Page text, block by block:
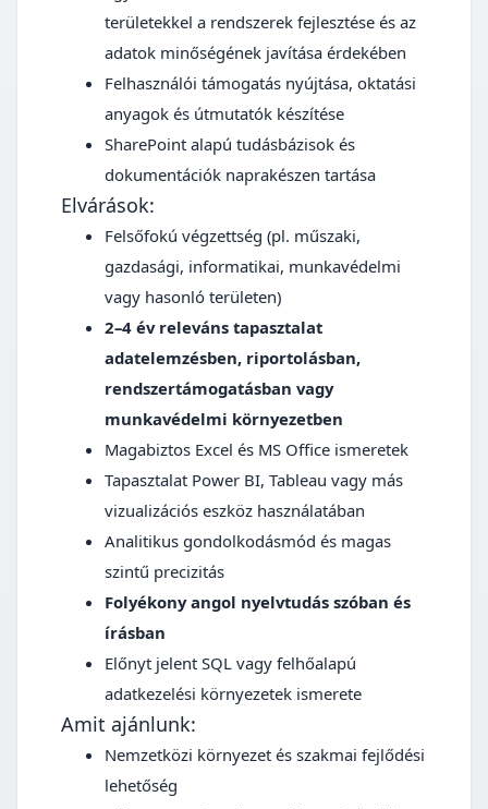
területekkel a rendszerek fejlesztése és az
adatok minőségének javítása érdekében
Felhasználói támogatás nyújtása, oktatási
anyagok és útmutatók készítése
SharePoint alapú tudásbázisok és
dokumentációk naprakészen tartása
Elvárások:
Felsőfokú végzettség (pl. műszaki,
gazdasági, informatikai, munkavédelmi
vagy hasonló területen)
2–4 év releváns tapasztalat
adatelemzésben, riportolásban,
rendszertámogatásban vagy
munkavédelmi környezetben
Magabiztos Excel és MS Office ismeretek
Tapasztalat Power BI, Tableau vagy más
vizualizációs eszköz használatában
Analitikus gondolkodásmód és magas
szintű precizitás
Folyékony angol nyelvtudás szóban és
írásban
Előnyt jelent SQL vagy felhőalapú
adatkezelési környezetek ismerete
Amit ajánlunk:
Nemzetközi környezet és szakmai fejlődési
lehetőség